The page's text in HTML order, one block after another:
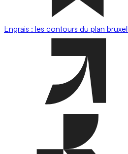
Engrais : les contours du plan